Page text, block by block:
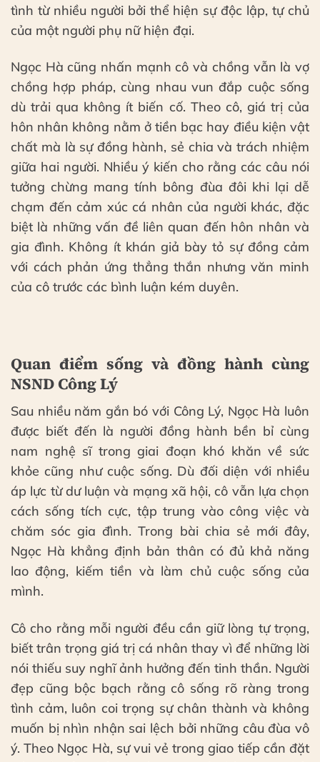
tình từ nhiều người bởi thể hiện sự độc lập, tự chủ
của một người phụ nữ hiện đại.
Ngọc Hà cũng nhấn mạnh cô và chồng vẫn là vợ
chồng hợp pháp, cùng nhau vun đắp cuộc sống
dù trải qua không ít biến cố. Theo cô, giá trị của
hôn nhân không nằm ở tiền bạc hay điều kiện vật
chất mà là sự đồng hành, sẻ chia và trách nhiệm
giữa hai người. Nhiều ý kiến cho rằng các câu nói
tưởng chừng mang tính bông đùa đôi khi lại dễ
chạm đến cảm xúc cá nhân của người khác, đặc
biệt là những vấn đề liên quan đến hôn nhân và
gia đình. Không ít khán giả bày tỏ sự đồng cảm
với cách phản ứng thẳng thắn nhưng văn minh
của cô trước các bình luận kém duyên.
Quan điểm sống và đồng hành cùng
NSND Công Lý
Sau nhiều năm gắn bó với Công Lý, Ngọc Hà luôn
được biết đến là người đồng hành bền bỉ cùng
nam nghệ sĩ trong giai đoạn khó khăn về sức
khỏe cũng như cuộc sống. Dù đối diện với nhiều
áp lực từ dư luận và mạng xã hội, cô vẫn lựa chọn
cách sống tích cực, tập trung vào công việc và
chăm sóc gia đình. Trong bài chia sẻ mới đây,
Ngọc Hà khẳng định bản thân có đủ khả năng
lao động, kiếm tiền và làm chủ cuộc sống của
mình.
Cô cho rằng mỗi người đều cần giữ lòng tự trọng,
biết trân trọng giá trị cá nhân thay vì để những lời
nói thiếu suy nghĩ ảnh hưởng đến tinh thần. Người
đẹp cũng bộc bạch rằng cô sống rõ ràng trong
tình cảm, luôn coi trọng sự chân thành và không
muốn bị nhìn nhận sai lệch bởi những câu đùa vô
ý. Theo Ngọc Hà, sự vui vẻ trong giao tiếp cần đặt